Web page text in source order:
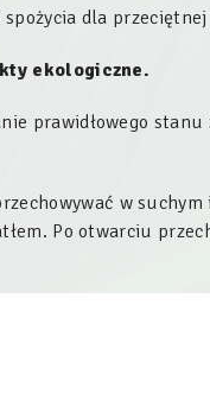
dla
ekologiczne.
prawidłowego
w
Po otwarciu